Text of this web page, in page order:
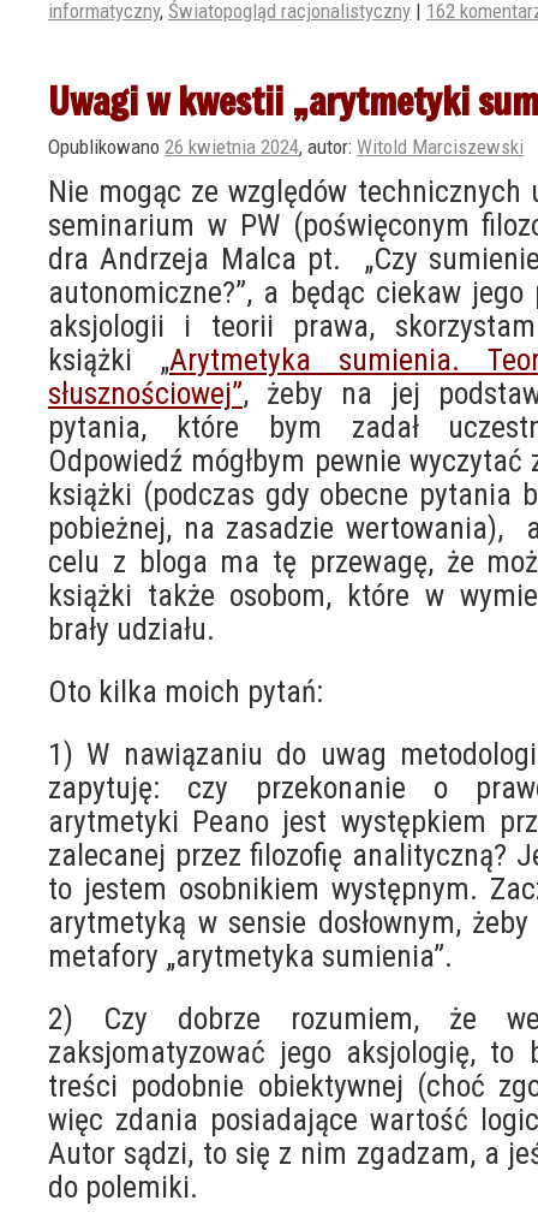
informatyczny, Światopogląd racjonalistyczny | 162
Uwagi w kwestii „arytmetyki
Opublikowano 26 kwietnia 2024, autor: Witold Marciszewski
Nie mogąc ze względów technicznych
seminarium w PW (poświęconym
dra Andrzeja Malca pt. „Czy
autonomiczne?”, a będąc ciekaw
aksjologii i teorii prawa,
książki „Arytmetyka sumienia.
słusznościowej”, żeby na jej
pytania, które bym zadał
Odpowiedź mógłbym pewnie
książki (podczas gdy obecne pytania
pobieżnej, na zasadzie wertowania),
celu z bloga ma tę przewagę, że
książki także osobom, które w
brały udziału.
Oto kilka moich pytań:
1) W nawiązaniu do uwag
zapytuję: czy przekonanie o
arytmetyki Peano jest występkiem
zalecanej przez filozofię analityczną?
to jestem osobnikiem występnym.
arytmetyką w sensie dosłownym,
metafory „arytmetyka sumienia”.
2) Czy dobrze rozumiem, że
zaksjomatyzować jego aksjologię, to
treści podobnie obiektywnej (choć
więc zdania posiadające wartość
Autor sądzi, to się z nim zgadzam, a
do polemiki.